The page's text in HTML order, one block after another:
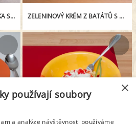
RYCHLÁ ZELENINOVÁ POLÉVKA S KUSKUSEM ZELENINOVÝ KRÉM Z BATÁTŮ S KUSKUSEM
×
používají soubory
a analýze návštěvnosti používáme